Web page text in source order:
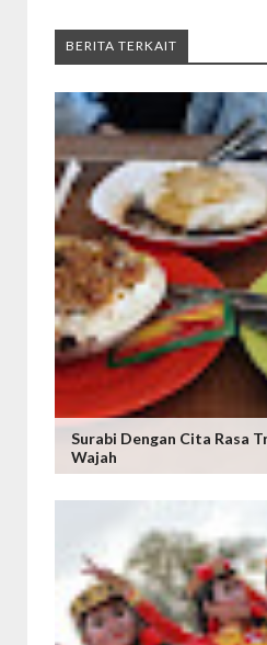
BERITA TERKAIT
Surabi Dengan Cita Rasa
Wajah